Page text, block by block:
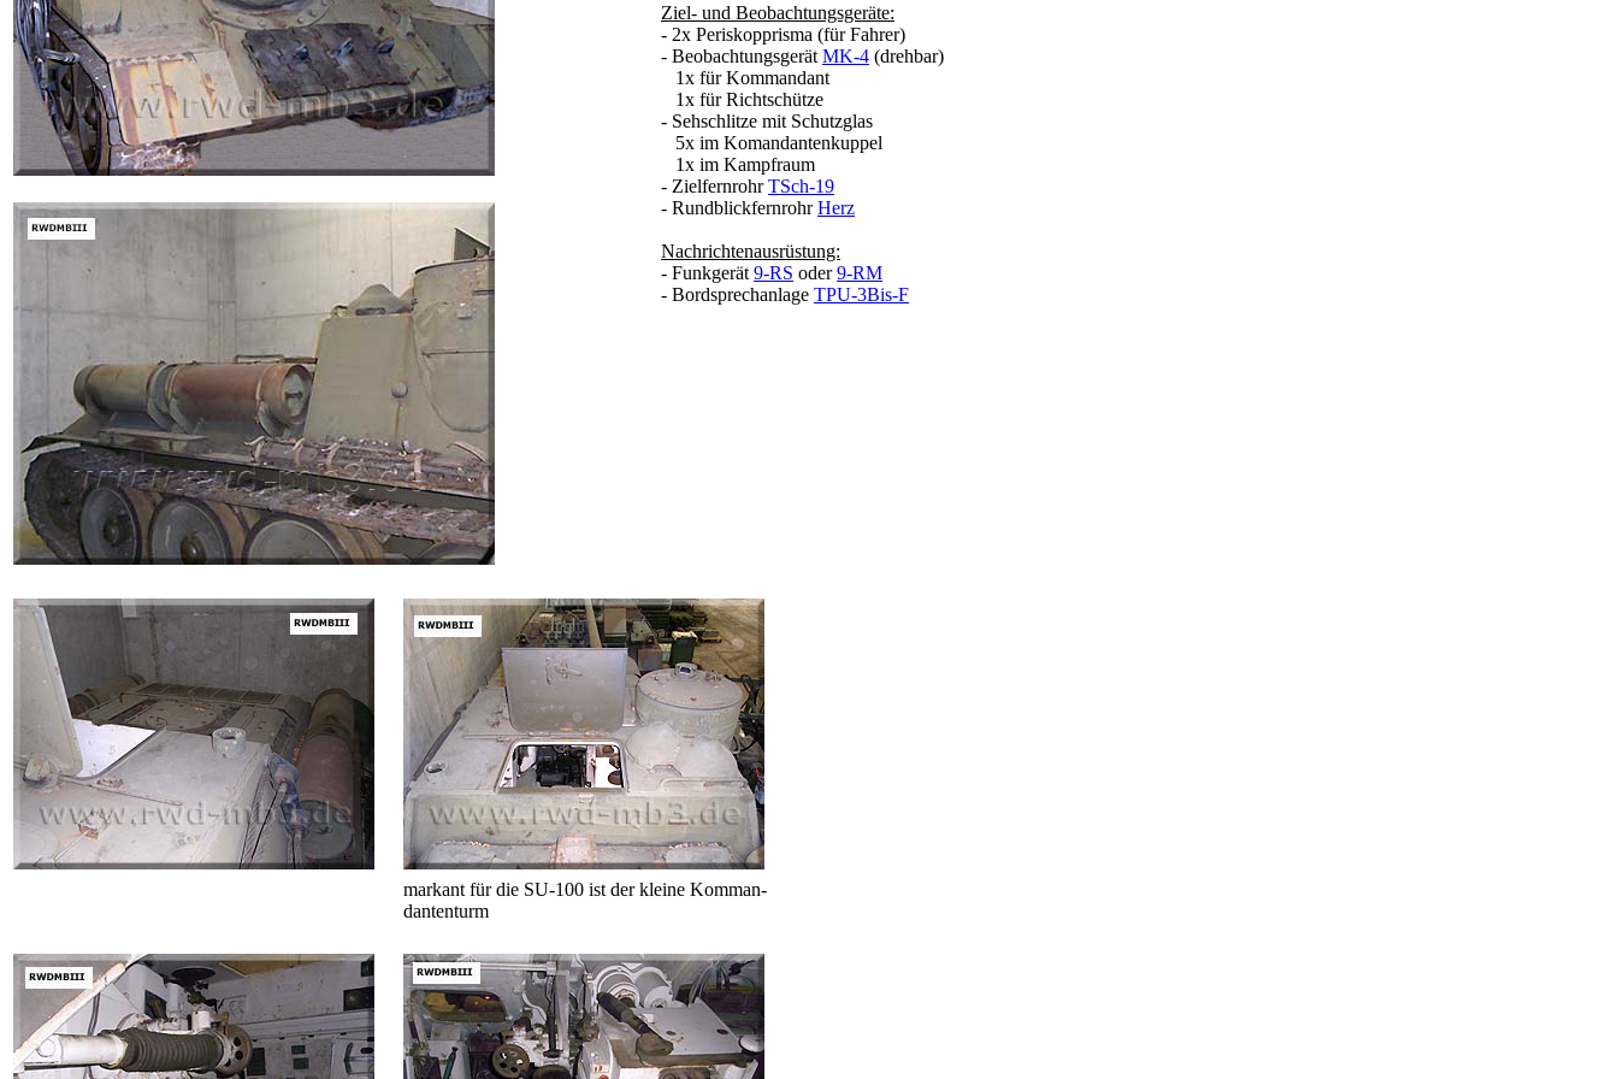
Ziel- und Beobachtungsgeräte:
- 2x Periskopprisma (für Fahrer)
- Beobachtungsgerät MK-4 (drehbar)
1x für Kommandant
1x für Richtschütze
- Sehschlitze mit Schutzglas
5x im Komandantenkuppel
1x im Kampfraum
- ZielfernrohrTSch-19
- RundblickfernrohrHerz
Nachrichtenausrüstung:
- Funkgerät 9-RS oder9-RM
- Bordsprechanlage TPU-3Bis-F
markant für die SU-100 ist der kleine Komman-
dantenturm